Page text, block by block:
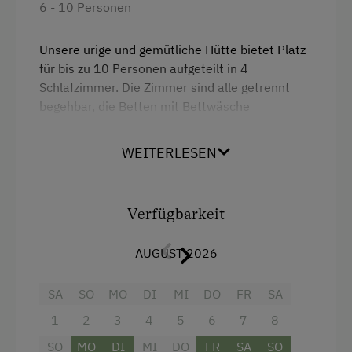
Bettwäsche vorhanden
Geschirr vorhanden
Gästeküche
Ohne Verpflegung
6 - 10 Personen
Unsere urige und gemütliche Hütte bietet Platz
für bis zu 10 Personen aufgeteilt in 4
Schlafzimmer. Die Zimmer sind alle getrennt
begehbar, die Betten mit Bettwäsche
Aussicht auf eine Berglandschaft
Badewanne/Dusche kombiniert
Radio
WEITERLESEN
Verfügbarkeit
AUGUST 2026
SA
1
SO
2
MO
3
DI
4
MI
5
DO
6
FR
7
SA
8
SO
MO
DI
MI
DO
FR
SA
SO